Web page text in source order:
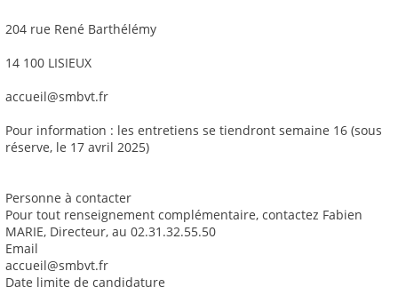
204 rue René Barthélémy
14 100 LISIEUX
accueil@smbvt.fr
Pour information : les entretiens se tiendront semaine 16 (sous
réserve, le 17 avril 2025)
Personne à contacter
Pour tout renseignement complémentaire, contactez Fabien
MARIE, Directeur, au 02.31.32.55.50
Email
accueil@smbvt.fr
Date limite de candidature